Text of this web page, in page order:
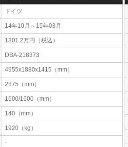
ドイツ
14年10月～15年03月
1301.2万円（税込）
DBA-218373
4955x1880x1415（mm）
2875（mm）
1600/1600（mm）
140（mm）
1920（kg）
-